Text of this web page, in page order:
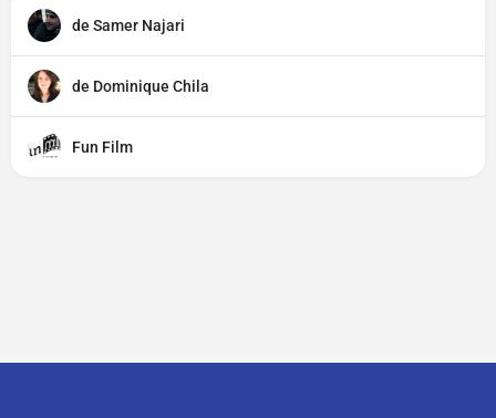
de Samer Najari
de Dominique Chila
Fun Film